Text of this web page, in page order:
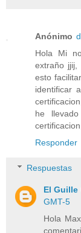
Anónimo
Hola Mi
extraño jjij,
esto
identificar
he
Responder
Respuestas
El Guille
GMT-5
Hola